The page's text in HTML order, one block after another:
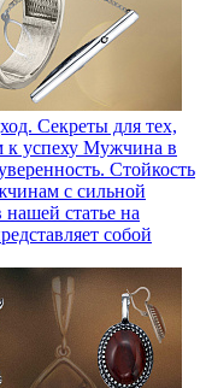
Секреты для тех,
успеху Мужчина в
Стойкость
с сильной
статье на
собой